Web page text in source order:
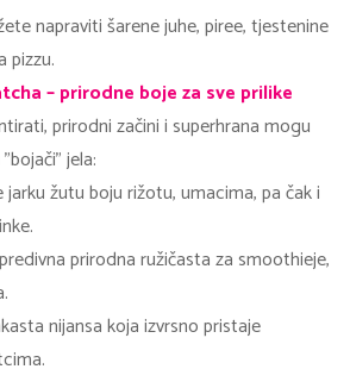
napraviti šarene juhe, piree, tjestenine
pizzu.
– prirodne boje za sve prilike
prirodni začini i superhrana mogu
jela:
jarku žutu boju rižotu, umacima, pa čak i
prirodna ružičasta za smoothieje,
nijansa koja izvrsno pristaje